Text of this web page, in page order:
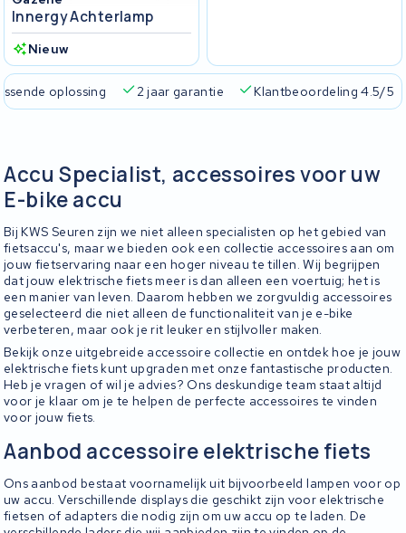
Innergy Achterlamp
Nieuw
oplossing 2 jaar garantie Klantbeoordeling 4.5/5
Accu Specialist, accessoires voor uw
E-bike accu
Bij KWS Seuren zijn we niet alleen specialisten op het gebied van
fietsaccu's, maar we bieden ook een collectie accessoires aan om
jouw fietservaring naar een hoger niveau te tillen. Wij begrijpen
dat jouw elektrische fiets meer is dan alleen een voertuig; het is
een manier van leven. Daarom hebben we zorgvuldig accessoires
geselecteerd die niet alleen de functionaliteit van je e-bike
verbeteren, maar ook je rit leuker en stijlvoller maken.
Bekijk onze uitgebreide accessoire collectie en ontdek hoe je jouw
elektrische fiets kunt upgraden met onze fantastische producten.
Heb je vragen of wil je advies? Ons deskundige team staat altijd
voor je klaar om je te helpen de perfecte accessoires te vinden
voor jouw fiets.
Aanbod accessoire elektrische fiets
Ons aanbod bestaat voornamelijk uit bijvoorbeeld lampen voor op
uw accu. Verschillende displays die geschikt zijn voor elektrische
fietsen of adapters die nodig zijn om uw accu op te laden. De